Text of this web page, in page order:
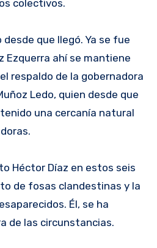
colectivos.
que llegó. Ya se fue
Ezquerra ahí se mantiene
respaldo de la gobernadora
Ledo, quien desde que
una cercanía natural
Héctor Díaz en estos seis
de fosas clandestinas y la
Él, se ha
de las circunstancias.